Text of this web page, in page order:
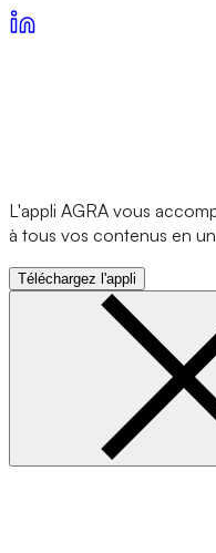
L'appli AGRA vous
à tous vos contenus en
Téléchargez l'appli